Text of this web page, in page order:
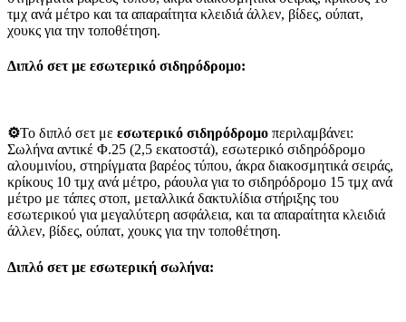
τμχ ανά μέτρο και τα απαραίτητα κλειδιά άλλεν, βίδες, ούπατ,
χουκς για την τοποθέτηση.
Διπλό σετ με εσωτερικό σιδηρόδρομο:
⚙️Το διπλό σετ με εσωτερικό σιδηρόδρομο περιλαμβάνει:
Σωλήνα αντικέ Φ.25 (2,5 εκατοστά), εσωτερικό σιδηρόδρομο
αλουμινίου, στηρίγματα βαρέος τύπου, άκρα διακοσμητικά σειράς,
κρίκους 10 τμχ ανά μέτρο, ράουλα για το σιδηρόδρομο 15 τμχ ανά
μέτρο με τάπες στοπ, μεταλλικά δακτυλίδια στήριξης του
εσωτερικού για μεγαλύτερη ασφάλεια, και τα απαραίτητα κλειδιά
άλλεν, βίδες, ούπατ, χουκς για την τοποθέτηση.
Διπλό σετ με εσωτερική σωλήνα: